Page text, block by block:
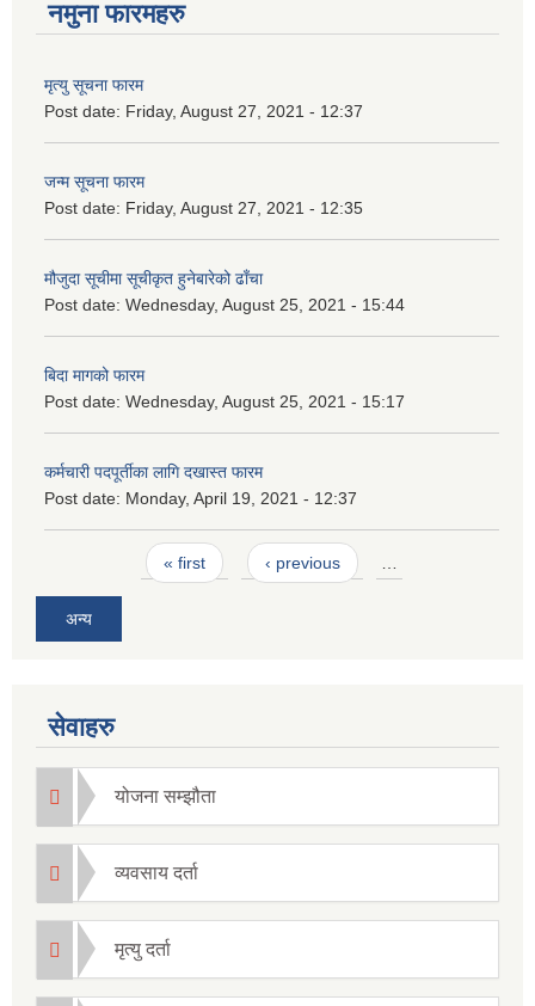
नमुना फारमहरु
मृत्यु सूचना फारम
Post date: Friday, August 27, 2021 - 12:37
जन्म सूचना फारम
Post date: Friday, August 27, 2021 - 12:35
मौजुदा सूचीमा सूचीकृत हुनेबारेको ढाँचा
Post date: Wednesday, August 25, 2021 - 15:44
बिदा मागको फारम
Post date: Wednesday, August 25, 2021 - 15:17
कर्मचारी पदपूर्तीका लागि दखास्त फारम
Post date: Monday, April 19, 2021 - 12:37
« first ‹ previous …
अन्य
सेवाहरु
योजना सम्झौता
व्यवसाय दर्ता
मृत्यु दर्ता